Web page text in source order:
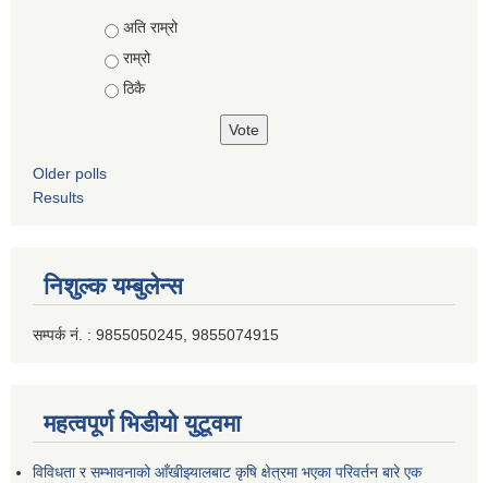
Choices
अति राम्रो
राम्रो
ठिकै
Older polls
Results
निशुल्क यम्बुलेन्स
सम्पर्क नं. : 9855050245, 9855074915
महत्वपूर्ण भिडीयो युटूवमा
विविधता र सम्भावनाको आँखीझ्यालबाट कृषि क्षेत्रमा भएका परिवर्तन बारे एक